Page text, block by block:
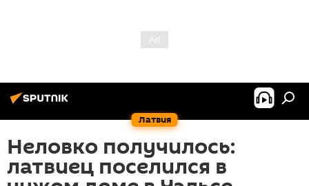
Латвия
Неловко получилось:
латвиец поселился в